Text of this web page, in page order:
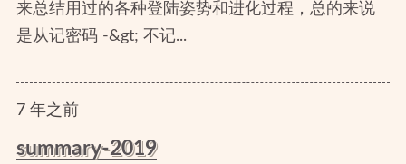
来总结用过的各种登陆姿势和进化过程，总的来说
是从记密码 -&gt; 不记...
7年之前
summary-2019